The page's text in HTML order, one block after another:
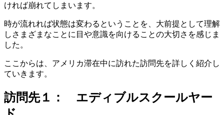
ければ崩れてしまいます。
時が流れれば状態は変わるということを、大前提として理解
しさまざまなことに目や意識を向けることの大切さを感じま
した。
ここからは、アメリカ滞在中に訪れた訪問先を詳しく紹介し
ていきます。
訪問先１： エディブルスクールヤー